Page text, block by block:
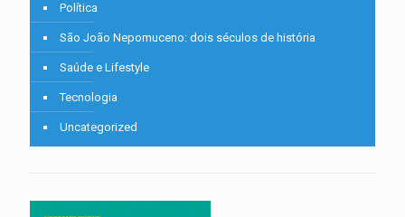
Política
São João Nepomuceno: dois séculos de história
Saúde e Lifestyle
Tecnologia
Uncategorized